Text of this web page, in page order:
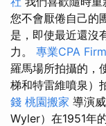
您不會厭倦自己的
是，即使最近還沒
力。 專業CPA
羅馬場所拍攝的，
梯和特雷維噴泉）
錢 桃園搬家 導演
Wyler）在1951年